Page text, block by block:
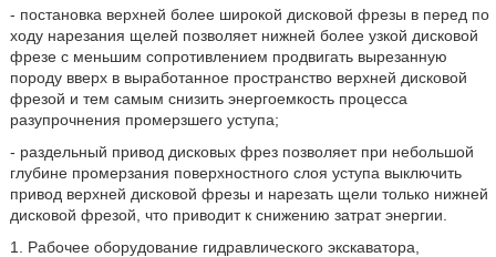
- постановка верхней более широкой дисковой фрезы в перед по
ходу нарезания щелей позволяет нижней более узкой дисковой
фрезе с меньшим сопротивлением продвигать вырезанную
породу вверх в выработанное пространство верхней дисковой
фрезой и тем самым снизить энергоемкость процесса
разупрочнения промерзшего уступа;
- раздельный привод дисковых фрез позволяет при небольшой
глубине промерзания поверхностного слоя уступа выключить
привод верхней дисковой фрезы и нарезать щели только нижней
дисковой фрезой, что приводит к снижению затрат энергии.
1. Рабочее оборудование гидравлического экскаватора,